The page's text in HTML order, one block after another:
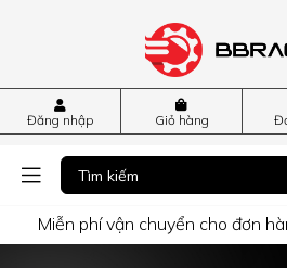
Đăng nhập Giỏ hàng
Miễn phí vận chuyển cho đơn